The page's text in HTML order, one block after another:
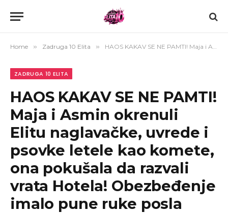
Home » Zadruga 10 Elita » HAOS KAKAV SE NE PAMTI! Maja i Asmin okrenuli Elitu naglavačke, uvrede i psovke letele kao komete, ona pokušala da razvali vrata Hotela! Obezbeđenje imalo pune ruke posla
ZADRUGA 10 ELITA
HAOS KAKAV SE NE PAMTI!
Maja i Asmin okrenuli
Elitu naglavačke, uvrede i
psovke letele kao komete,
ona pokušala da razvali
vrata Hotela! Obezbeđenje
imalo pune ruke posla